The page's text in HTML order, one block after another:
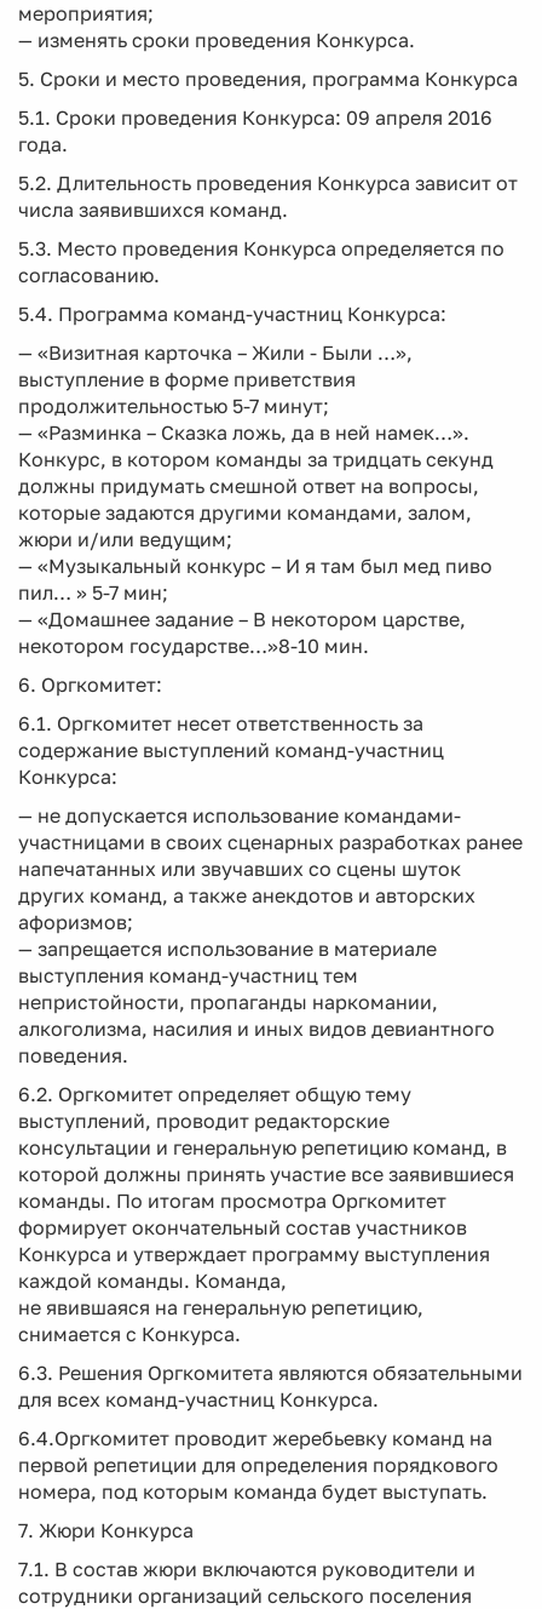
мероприятия;
— изменять сроки проведения Конкурса.
5. Сроки и место проведения, программа Конкурса
5.1. Сроки проведения Конкурса: 09 апреля 2016
года.
5.2. Длительность проведения Конкурса зависит от
числа заявившихся команд.
5.3. Место проведения Конкурса определяется по
согласованию.
5.4. Программа команд-участниц Конкурса:
— «Визитная карточка – Жили - Были …»,
выступление в форме приветствия
продолжительностью 5-7 минут;
— «Разминка – Сказка ложь, да в ней намек…».
Конкурс, в котором команды за тридцать секунд
должны придумать смешной ответ на вопросы,
которые задаются другими командами, залом,
жюри и/или ведущим;
— «Музыкальный конкурс – И я там был мед пиво
пил… » 5-7 мин;
— «Домашнее задание – В некотором царстве,
некотором государстве…»8-10 мин.
6. Оргкомитет:
6.1. Оргкомитет несет ответственность за
содержание выступлений команд-участниц
Конкурса:
— не допускается использование командами-
участницами в своих сценарных разработках ранее
напечатанных или звучавших со сцены шуток
других команд, а также анекдотов и авторских
афоризмов;
— запрещается использование в материале
выступления команд-участниц тем
непристойности, пропаганды наркомании,
алкоголизма, насилия и иных видов девиантного
поведения.
6.2. Оргкомитет определяет общую тему
выступлений, проводит редакторские
консультации и генеральную репетицию команд, в
которой должны принять участие все заявившиеся
команды. По итогам просмотра Оргкомитет
формирует окончательный состав участников
Конкурса и утверждает программу выступления
каждой команды. Команда,
не явившаяся на генеральную репетицию,
снимается с Конкурса.
6.3. Решения Оргкомитета являются обязательными
для всех команд-участниц Конкурса.
6.4.Оргкомитет проводит жеребьевку команд на
первой репетиции для определения порядкового
номера, под которым команда будет выступать.
7. Жюри Конкурса
7.1. В состав жюри включаются руководители и
сотрудники организаций сельского поселения